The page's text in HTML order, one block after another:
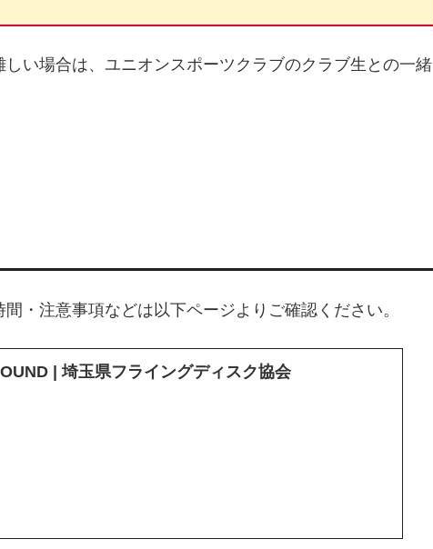
い場合は、ユニオンスポーツクラブのクラブ生との一緒
・注意事項などは以下ページよりご確認ください。
| 埼玉県フライングディスク協会